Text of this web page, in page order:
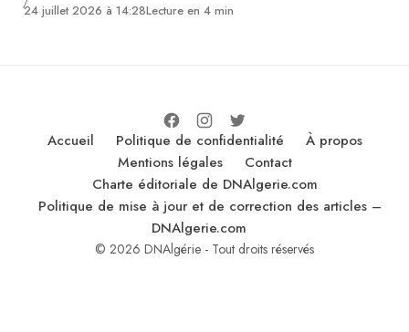
24 juillet 2026 à 14:28Lecture en 4 min
Accueil Politique de confidentialité
À propos
Mentions légales
Contact
Charte éditoriale de DNAlgerie.com
Politique de mise à jour et de correction des articles –
DNAlgerie.com
© 2026 DNAlgérie - Tout droits réservés